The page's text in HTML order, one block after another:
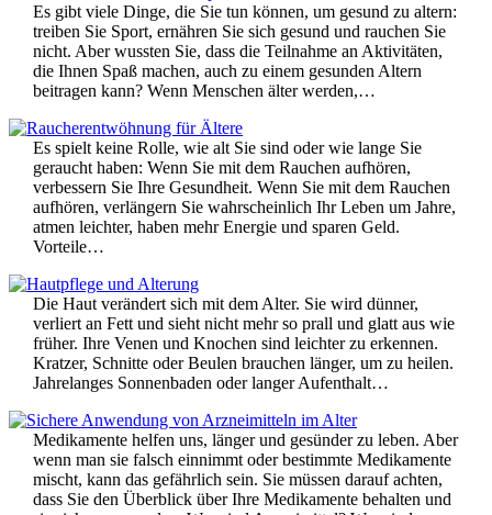
Es gibt viele Dinge, die Sie tun können, um gesund zu altern:
treiben Sie Sport, ernähren Sie sich gesund und rauchen Sie
nicht. Aber wussten Sie, dass die Teilnahme an Aktivitäten,
die Ihnen Spaß machen, auch zu einem gesunden Altern
beitragen kann? Wenn Menschen älter werden,…
Es spielt keine Rolle, wie alt Sie sind oder wie lange Sie
geraucht haben: Wenn Sie mit dem Rauchen aufhören,
verbessern Sie Ihre Gesundheit. Wenn Sie mit dem Rauchen
aufhören, verlängern Sie wahrscheinlich Ihr Leben um Jahre,
atmen leichter, haben mehr Energie und sparen Geld.
Vorteile…
Die Haut verändert sich mit dem Alter. Sie wird dünner,
verliert an Fett und sieht nicht mehr so prall und glatt aus wie
früher. Ihre Venen und Knochen sind leichter zu erkennen.
Kratzer, Schnitte oder Beulen brauchen länger, um zu heilen.
Jahrelanges Sonnenbaden oder langer Aufenthalt…
Medikamente helfen uns, länger und gesünder zu leben. Aber
wenn man sie falsch einnimmt oder bestimmte Medikamente
mischt, kann das gefährlich sein. Sie müssen darauf achten,
dass Sie den Überblick über Ihre Medikamente behalten und